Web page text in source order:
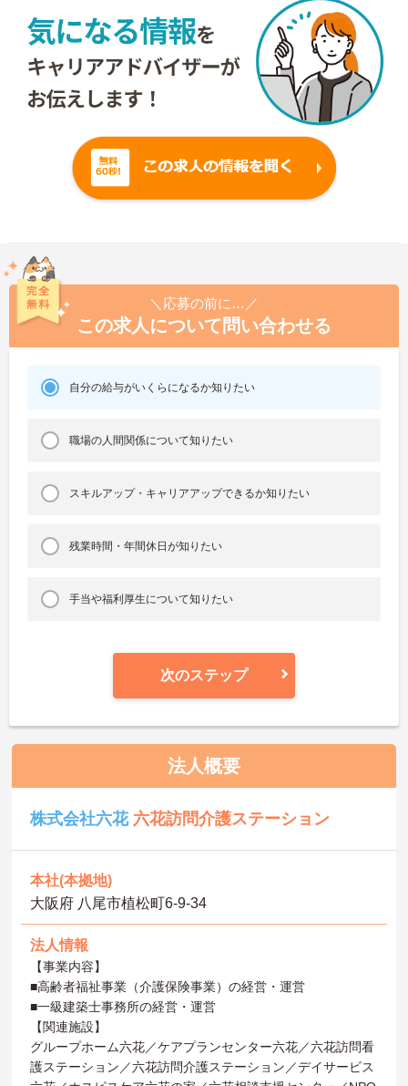
＼応募の前に…／
この求人について問い合わせる
自分の給与がいくらになるか知りたい
職場の人間関係について知りたい
スキルアップ・キャリアアップできるか知りたい
残業時間・年間休日が知りたい
手当や福利厚生について知りたい
次のステップ
法人概要
株式会社六花 六花訪問介護ステーション
本社(本拠地)
大阪府 八尾市植松町6-9-34
法人情報
【事業内容】
■高齢者福祉事業（介護保険事業）の経営・運営
■一級建築士事務所の経営・運営
【関連施設】
グループホーム六花／ケアプランセンター六花／六花訪問看
護ステーション／六花訪問介護ステーション／デイサービス